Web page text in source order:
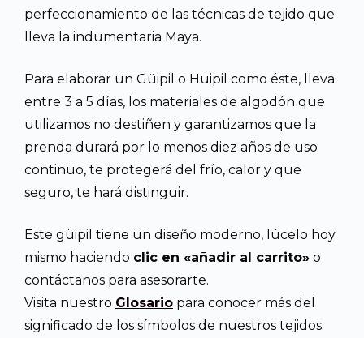
perfeccionamiento de las técnicas de tejido que
lleva la indumentaria Maya.
Para elaborar un Güipil o Huipil como éste, lleva
entre 3 a 5 días, los materiales de algodón que
utilizamos no destiñen y garantizamos que la
prenda durará por lo menos diez años de uso
continuo, te protegerá del frío, calor y que
seguro, te hará distinguir.
Este güipil tiene un diseño moderno, lúcelo hoy
mismo haciendo clic en «añadir al carrito» o
contáctanos para asesorarte.
Visita nuestro Glosario para conocer más del
significado de los símbolos de nuestros tejidos.